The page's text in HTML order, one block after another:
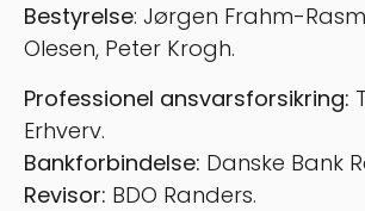
Bestyrelse: Jørgen Frahm-
Olesen, Peter Krogh.
Professionel ansvarsforsikring:
Erhverv.
Bankforbindelse: Danske Bank
Revisor: BDO Randers.